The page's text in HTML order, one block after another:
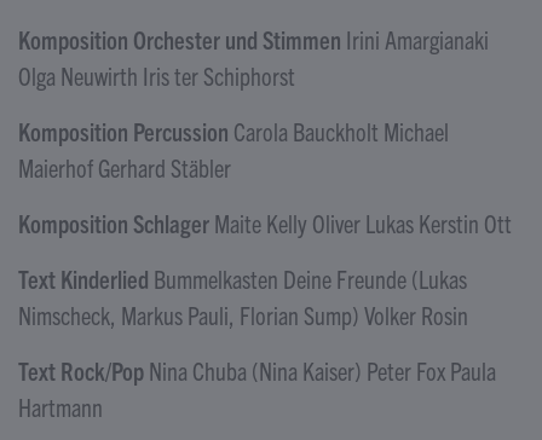
Komposition Orchester und Stimmen Irini Amargianaki
Olga Neuwirth Iris ter Schiphorst
Komposition Percussion Carola Bauckholt Michael
Maierhof Gerhard Stäbler
Komposition Schlager Maite Kelly Oliver Lukas Kerstin Ott
Text Kinderlied Bummelkasten Deine Freunde (Lukas
Nimscheck, Markus Pauli, Florian Sump) Volker Rosin
Text Rock/Pop Nina Chuba (Nina Kaiser) Peter Fox Paula
Hartmann